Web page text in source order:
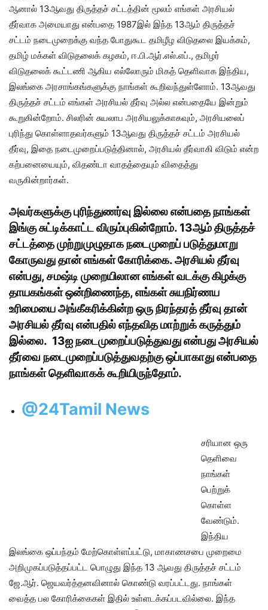
ஆனால் 13ஆவது திருத்தச் சட்டத்தின் மூலம் எங்கள் அரசியல்
தீர்வாக அமையாது என்பதை 1987இல் இந்த 13ஆம் திருத்தச்
சட்டம் நடைமுறைக்கு வந்த போதுகூட தமிழீழ விடுதலை இயக்கம்,
தமிழ் மக்கள் விடுதலைக் கழகம், ஈ.பி.ஆர்.எல்.எப்., தமிழர்
விடுதலைக் கூட்டணி ஆகிய எல்லோரும் மிகத் தெளிவாக இந்திய,
இலங்கை அரசாங்கங்களுக்கு நாங்கள் கூறிவந்துள்ளோம். 13ஆவது
திருத்தச் சட்டம் எங்கள் அரசியல் தீர்வு அல்ல என்பதையே இன்றும்
கூறுகின்றோம். சிலரின் சுயலாப அரசியலுக்காகவும், அரசியலைப்
புரிந்து கொள்ளாதவர்களும் 13ஆவது திருத்தச் சட்டம் அரசியல்
தீர்வு, இதை நடைமுறைப்படுத்தினால், அரசியல் தீர்வாகி விடும் என்ற
கற்பனையையும், விதண்டா வாதத்தையும் விதைத்து
வருகின்றார்கள்.
அவர்களுக்கு புரிந்துணர்வு இல்லை என்பதை நாங்கள்
இங்கு சுட்டிக்காட்ட விரும்புகின்றோம். 13ஆம் திருத்தச்
சட்டத்தை முற்றுமுழுதாக நடைமுறைப் படுத்துமாறு
கோருவது தான் எங்கள் கோரிக்கை. அரசியல் தீர்வு
என்பது, சமஷ்டி முறையிலான எங்கள் வடக்கு கிழக்கு
தாயகங்கள் ஒன்றிணைந்த, எங்கள் சுயநிர்ணய
உரிமையை அங்கீகரிக்கின்ற ஒரு நிரந்தரத் தீர்வு தான்
அரசியல் தீர்வு என்பதில் எந்தவித மாற்றுக் கருத்தும்
இல்லை. 13ஐ நடைமுறைப்படுத்துவது என்பது அரசியல்
தீர்வை நடைமுறைப்படுத்துவதற்கு ஒப்பாகாது என்பதை
நாங்கள் தெளிவாகக் கூறியிருந்தோம்.
@24Tamil News
சரியான ஒரு
தெளிவை
நாங்கள்
பெற்றுக்
கொள்ள
வேண்டும்.
இந்திய
இலங்கை ஒப்பந்தம் மேற்கொள்ளப்பட்டு, மாகாணசபை முறைமை
அறிமுகப்படுத்தப்பட்ட பொழுது இந்த 13 ஆவது திருத்தச் சட்டம்
ஜே.ஆர். ஜெயவர்த்தனவினால் கொண்டு வரப்பட்டது. நாங்கள்
வைத்த பல கோரிக்கைகள் இதில் உள்ளடக்கப்படவில்லை. இந்த